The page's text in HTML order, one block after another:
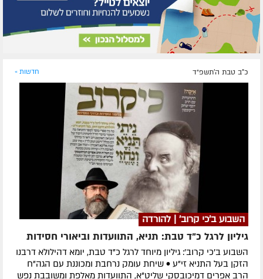
כ"ב טבת ה׳תשפ״ד חדשות »
השבוע ב'כי קרוב' | להורדה
גיליון לרגל כ"ד טבת: תניא, התוועדות וביאורי חסידות
השבוע ב'כי קרוב': גיליון מיוחד לרגל כ"ד טבת, יומא דהילולא דרבנו
הזקן בעל התניא זי"ע • שיחת עומק נרחבת ומכוננת עם הגה"ח
הרב אפרים דמיכובסקי שליט"א, התוועדות מאלפת ומשובבת נפש